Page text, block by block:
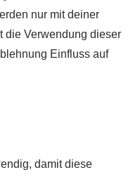
nur mit deiner
die Verwendung dieser
Einfluss auf
damit diese